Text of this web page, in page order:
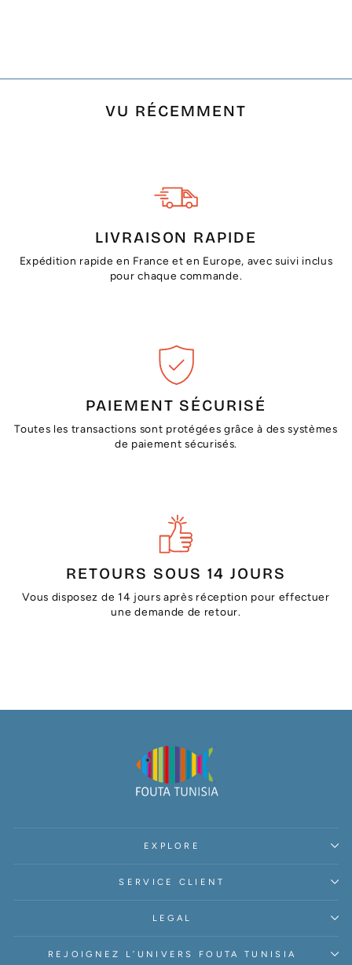
VU RÉCEMMENT
LIVRAISON RAPIDE
Expédition rapide en France et en Europe, avec suivi inclus
pour chaque commande.
PAIEMENT SÉCURISÉ
Toutes les transactions sont protégées grâce à des systèmes
de paiement sécurisés.
RETOURS SOUS 14 JOURS
Vous disposez de 14 jours après réception pour effectuer
une demande de retour.
EXPLORE
SERVICE CLIENT
LEGAL
REJOIGNEZ L’UNIVERS FOUTA TUNISIA